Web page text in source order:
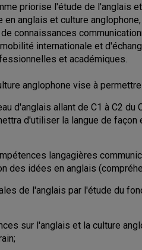
priorise l'étude de l'anglais
anglais et culture
connaissances
internationale et
et académiques.
anglophone vise à
d'anglais allant de C1 à C2 du
d'utiliser la langue de
langagières
des idées en anglais
de l'anglais par l'étude du
sur l'anglais et la culture